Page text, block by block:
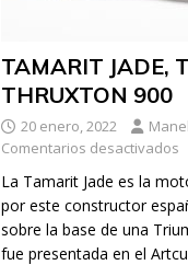
TAMARIT JADE,
THRUXTON 900
20 enero, 2022
Comentarios desactivados
La Tamarit Jade es la
por este constructor
sobre la base de una
fue presentada en el